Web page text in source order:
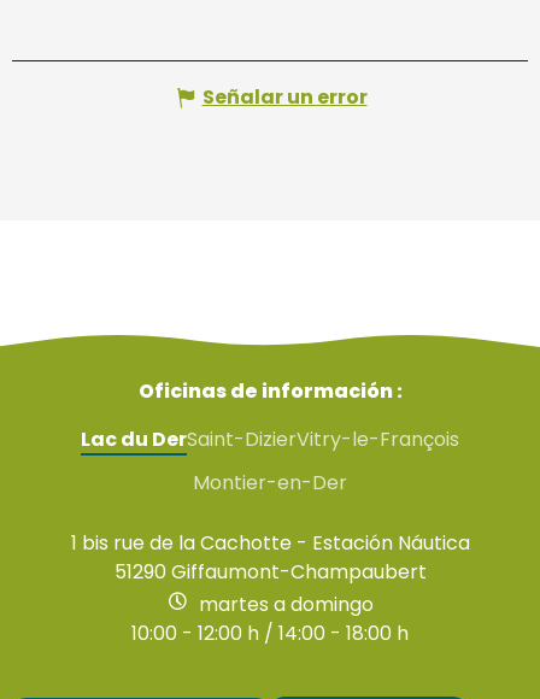
Señalar un error
Oficinas de información :
Lac du DerSaint-DizierVitry-le-François
Montier-en-Der
1 bis rue de la Cachotte - Estación Náutica
51290 Giffaumont-Champaubert
martes a domingo
10:00 - 12:00 h / 14:00 - 18:00 h